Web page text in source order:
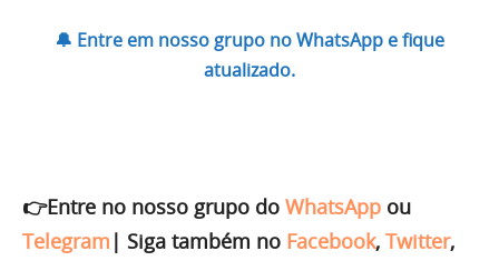
🔔 Entre em nosso grupo no WhatsApp e fique
atualizado.
👉Entre no nosso grupo do WhatsApp ou
Telegram | Siga também no Facebook, Twitter,